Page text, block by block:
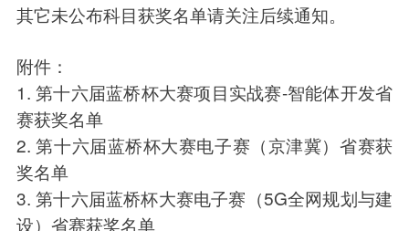
其它未公布科目获奖名单请关注后续通知。
附件：
1. 第十六届蓝桥杯大赛项目实战赛-智能体开发省
赛获奖名单
2. 第十六届蓝桥杯大赛电子赛（京津冀）省赛获
奖名单
3. 第十六届蓝桥杯大赛电子赛（5G全网规划与建
设）省赛获奖名单